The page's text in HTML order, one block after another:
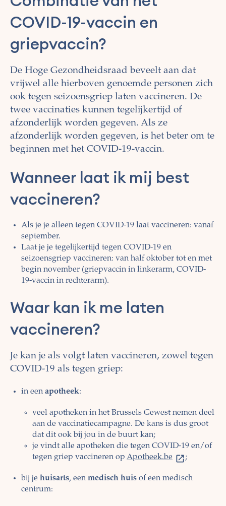
COVID-19-vaccin en
griepvaccin?
De Hoge Gezondheidsraad beveelt aan dat
vrijwel alle hierboven genoemde personen zich
ook tegen seizoensgriep laten vaccineren. De
twee vaccinaties kunnen tegelijkertijd of
afzonderlijk worden gegeven. Als ze
afzonderlijk worden gegeven, is het beter om te
beginnen met het COVID-19-vaccin.
Wanneer laat ik mij best
vaccineren?
Als je je alleen tegen COVID-19 laat vaccineren: vanaf
september.
Laat je je tegelijkertijd tegen COVID-19 en
seizoensgriep vaccineren: van half oktober tot en met
begin november (griepvaccin in linkerarm, COVID-
19-vaccin in rechterarm).
Waar kan ik me laten
vaccineren?
Je kan je als volgt laten vaccineren, zowel tegen
COVID-19 als tegen griep:
in een apotheek:
veel apotheken in het Brussels Gewest nemen deel
aan de vaccinatiecampagne. De kans is dus groot
dat dit ook bij jou in de buurt kan;
je vindt alle apotheken die tegen COVID-19 en/of
tegen griep vaccineren op Apotheek.be ;
bij je huisarts, een medisch huis of een medisch
centrum: